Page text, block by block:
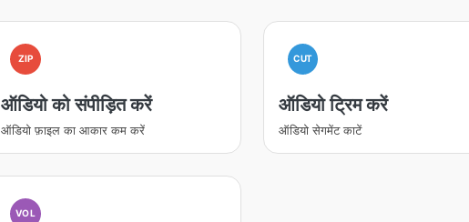
ZIP
ऑडियो को संपीड़ित करें
ऑडियो फ़ाइल का आकार कम करें
CUT
ऑडियो ट्रिम करें
ऑडियो सेगमेंट काटें
VOL